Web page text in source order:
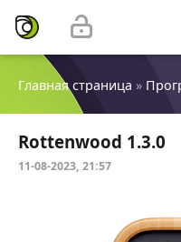
Главная страница »
Rottenwood 1.3.0
11-08-2023, 21:57